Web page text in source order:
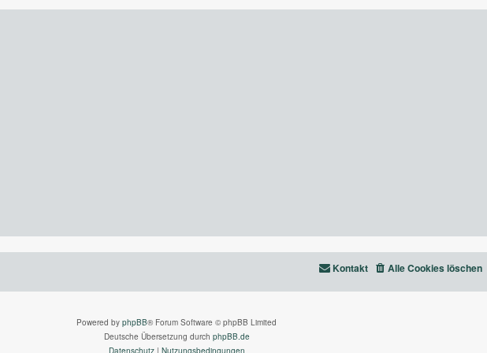
Alle Cookies löschen
Kontakt
Powered by phpBB® Forum Software © phpBB Limited
Deutsche Übersetzung durch phpBB.de
Datenschutz| Nutzungsbedingungen